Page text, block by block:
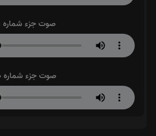
صوت جزء شماره 29
صوت جزء شماره 30